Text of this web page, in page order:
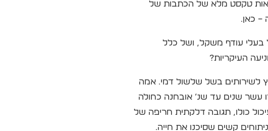
שלא כולם יכולים לראות טקסט מלא של הכתבות של
– כאן.
בעלי עודף משקל, ושל כלל
העיקריות?
לשירותים בשל שלשול דמי. אמה
עשר שנים עד שנ’ אובחנה כחולה
כולו, תגובה דלקתית חריפה של
קשים שסיכנו את חייה.